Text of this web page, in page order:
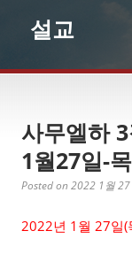
설교
사무엘하
1월27일-
Posted on 2022 1월 27
2022년 1월 27일(